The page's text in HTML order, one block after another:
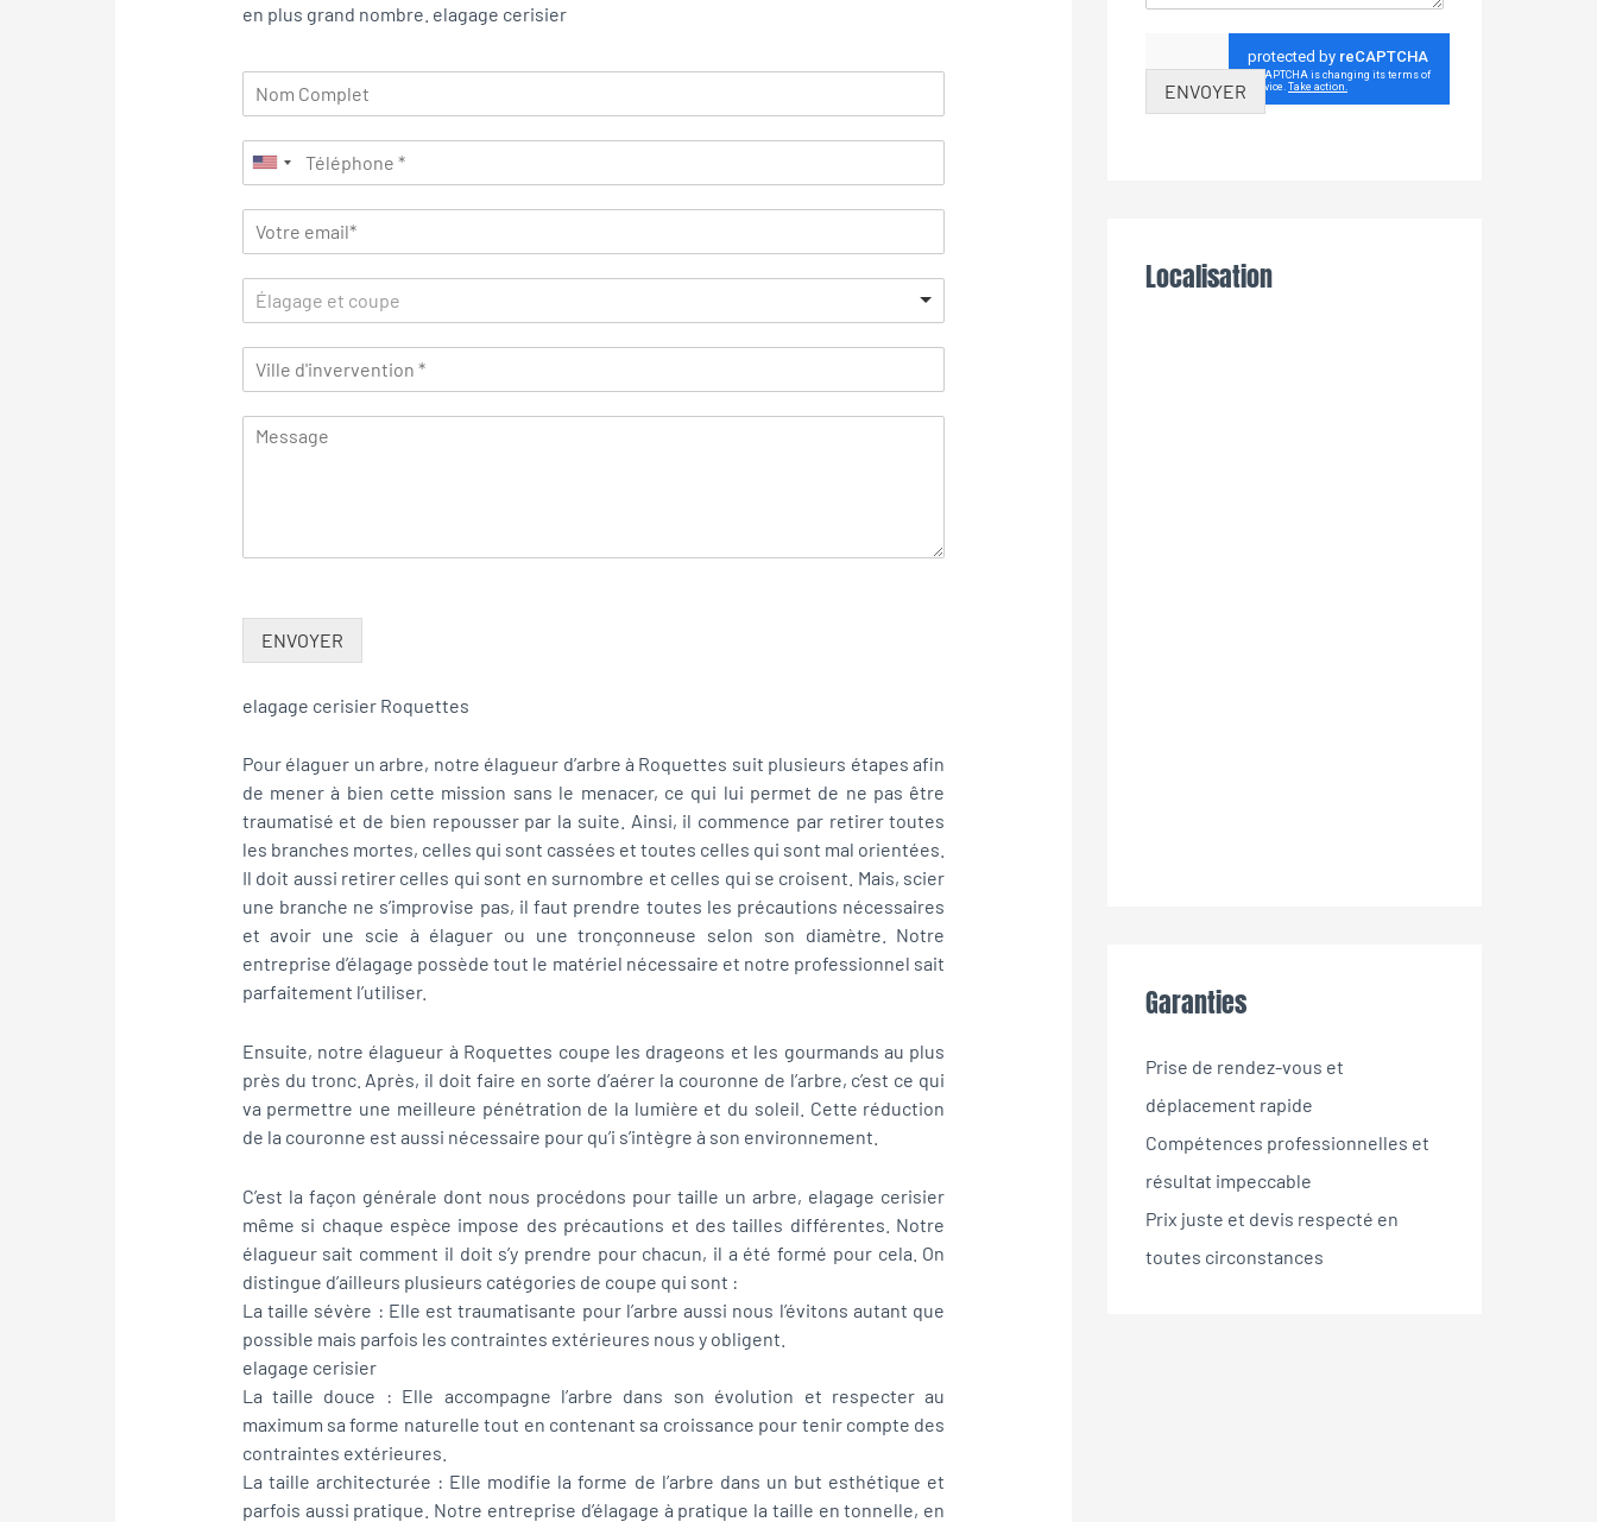
en plus grand nombre. elagage cerisier
Élagage et coupe
ENVOYER
elagage cerisier Roquettes
Pour élaguer un arbre, notre élagueur d’arbre à Roquettes suit plusieurs étapes afin
de mener à bien cette mission sans le menacer, ce qui lui permet de ne pas être
traumatisé et de bien repousser par la suite. Ainsi, il commence par retirer toutes
les branches mortes, celles qui sont cassées et toutes celles qui sont mal orientées.
Il doit aussi retirer celles qui sont en surnombre et celles qui se croisent. Mais, scier
une branche ne s’improvise pas, il faut prendre toutes les précautions nécessaires
et avoir une scie à élaguer ou une tronçonneuse selon son diamètre. Notre
entreprise d’élagage possède tout le matériel nécessaire et notre professionnel sait
parfaitement l’utiliser.
Ensuite, notre élagueur à Roquettes coupe les drageons et les gourmands au plus
près du tronc. Après, il doit faire en sorte d’aérer la couronne de l’arbre, c’est ce qui
va permettre une meilleure pénétration de la lumière et du soleil. Cette réduction
de la couronne est aussi nécessaire pour qu’i s’intègre à son environnement.
C’est la façon générale dont nous procédons pour taille un arbre, elagage cerisier
même si chaque espèce impose des précautions et des tailles différentes. Notre
élagueur sait comment il doit s’y prendre pour chacun, il a été formé pour cela. On
distingue d’ailleurs plusieurs catégories de coupe qui sont :
La taille sévère : Elle est traumatisante pour l’arbre aussi nous l’évitons autant que
possible mais parfois les contraintes extérieures nous y obligent.
elagage cerisier
La taille douce : Elle accompagne l’arbre dans son évolution et respecter au
maximum sa forme naturelle tout en contenant sa croissance pour tenir compte des
contraintes extérieures.
La taille architecturée : Elle modifie la forme de l’arbre dans un but esthétique et
parfois aussi pratique. Notre entreprise d’élagage à pratique la taille en tonnelle, en
ENVOYER
Localisation
Garanties
Prise de rendez-vous et
déplacement rapide
Compétences professionnelles et
résultat impeccable
Prix juste et devis respecté en
toutes circonstances